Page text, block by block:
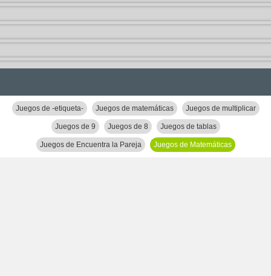
Juegos de -etiqueta- Juegos de matemáticas Juegos de multiplicar
Juegos de 9 Juegos de 8 Juegos de tablas
Juegos de Encuentra la Pareja Juegos de Matemáticas